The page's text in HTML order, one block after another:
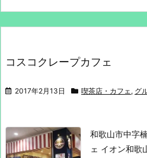
コスコクレープカフェ
2017年2月13日 喫茶店・カフェ, グ
和歌山市中字
ェ イオン和歌